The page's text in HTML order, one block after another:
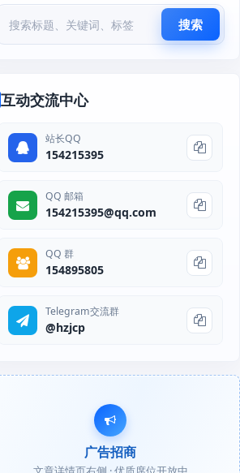
搜索
互动交流中心
站长QQ
154215395
QQ 邮箱
154215395@qq.com
QQ 群
154895805
Telegram交流群
@hzjcp
广告招商